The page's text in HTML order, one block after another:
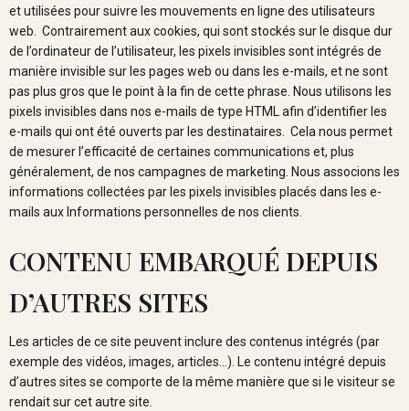
et utilisées pour suivre les mouvements en ligne des utilisateurs
web. Contrairement aux cookies, qui sont stockés sur le disque dur
de l’ordinateur de l’utilisateur, les pixels invisibles sont intégrés de
manière invisible sur les pages web ou dans les e-mails, et ne sont
pas plus gros que le point à la fin de cette phrase. Nous utilisons les
pixels invisibles dans nos e-mails de type HTML afin d’identifier les
e-mails qui ont été ouverts par les destinataires. Cela nous permet
de mesurer l’efficacité de certaines communications et, plus
généralement, de nos campagnes de marketing. Nous associons les
informations collectées par les pixels invisibles placés dans les e-
mails aux Informations personnelles de nos clients.
CONTENU EMBARQUÉ DEPUIS
D’AUTRES SITES
Les articles de ce site peuvent inclure des contenus intégrés (par
exemple des vidéos, images, articles…). Le contenu intégré depuis
d’autres sites se comporte de la même manière que si le visiteur se
rendait sur cet autre site.